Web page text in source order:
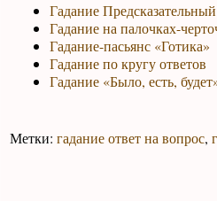
Гадание
Гадание на палочках-
Гадание-пасьянс «Готика»
Гадание по кругу ответов
Гадание «Было, есть,
Метки: гадание ответ на вопрос,